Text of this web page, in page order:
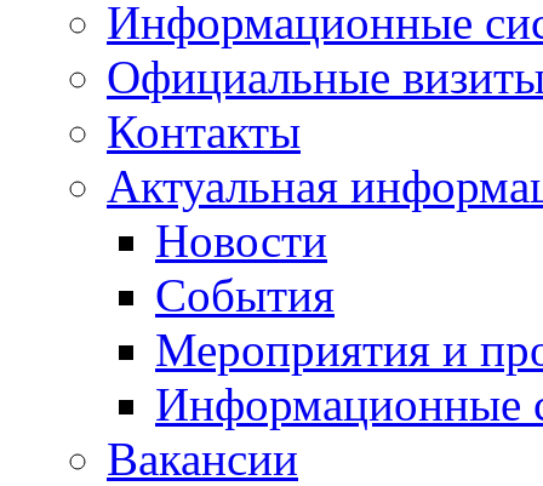
Информационные
Официальные
Контакты
Актуальная
Новости
События
Мероприятия и
Информационные
Вакансии